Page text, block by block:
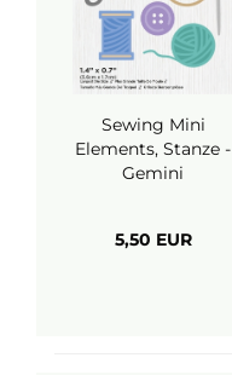
Sewing Mini
Elements, Stanze -
Gemini
5,50 EUR